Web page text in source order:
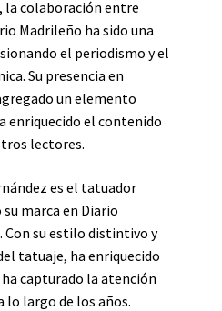
la colaboración entre
Madrileño ha sido una
el periodismo y el
Su presencia en
un elemento
enriquecido el contenido
lectores.
es el tatuador
marca en Diario
Con su estilo distintivo y
tatuaje, ha enriquecido
capturado la atención
lo largo de los años.